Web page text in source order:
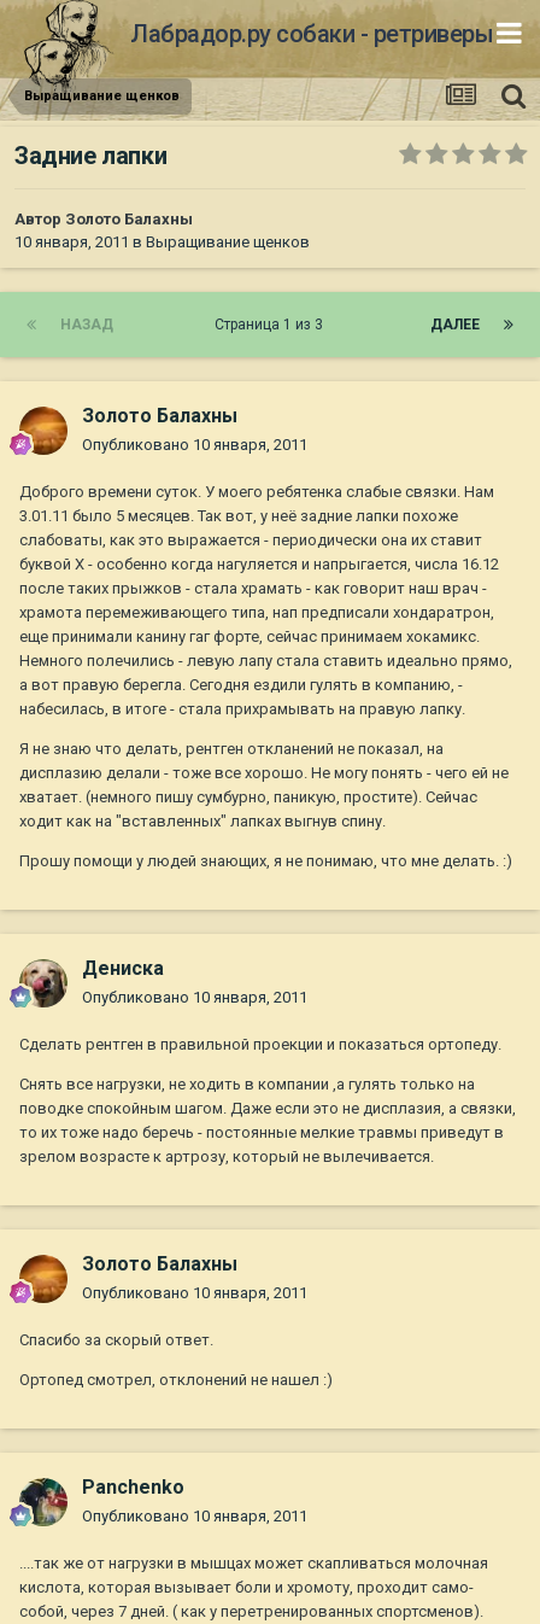
Лабрадор.ру собаки - ретриверы
Выращивание щенков
Задние лапки
Автор Золото Балахны
10 января, 2011 в Выращивание щенков
НАЗАД ДАЛЕЕ
Страница 1 из 3
Золото Балахны
Опубликовано 10 января, 2011
Доброго времени суток. У моего ребятенка слабые связки. Нам
3.01.11 было 5 месяцев. Так вот, у неё задние лапки похоже
слабоваты, как это выражается - периодически она их ставит
буквой Х - особенно когда нагуляется и напрыгается, числа 16.12
после таких прыжков - стала храмать - как говорит наш врач -
храмота перемеживающего типа, нап предписали хондаратрон,
еще принимали канину гаг форте, сейчас принимаем хокамикс.
Немного полечились - левую лапу стала ставить идеально прямо,
а вот правую берегла. Сегодня ездили гулять в компанию, -
набесилась, в итоге - стала прихрамывать на правую лапку.
Я не знаю что делать, рентген откланений не показал, на
дисплазию делали - тоже все хорошо. Не могу понять - чего ей не
хватает. (немного пишу сумбурно, паникую, простите). Сейчас
ходит как на "вставленных" лапках выгнув спину.
Прошу помощи у людей знающих, я не понимаю, что мне делать. :)
Дениска
Опубликовано 10 января, 2011
Сделать рентген в правильной проекции и показаться ортопеду.
Снять все нагрузки, не ходить в компании ,а гулять только на
поводке спокойным шагом. Даже если это не дисплазия, а связки,
то их тоже надо беречь - постоянные мелкие травмы приведут в
зрелом возрасте к артрозу, который не вылечивается.
Золото Балахны
Опубликовано 10 января, 2011
Спасибо за скорый ответ.
Ортопед смотрел, отклонений не нашел :)
Panchenko
Опубликовано 10 января, 2011
....так же от нагрузки в мышцах может скапливаться молочная
кислота, которая вызывает боли и хромоту, проходит само-
собой, через 7 дней. ( как у перетренированных спортсменов).